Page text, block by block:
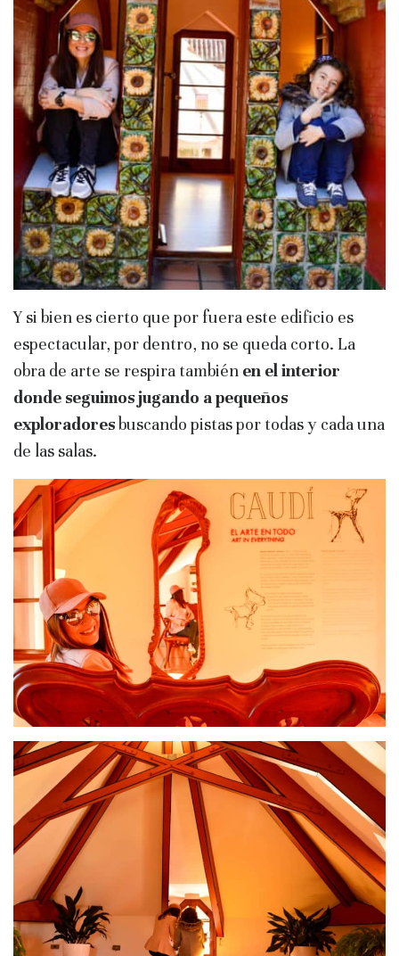
Y si bien es cierto que por fuera este edificio es
espectacular, por dentro, no se queda corto. La
obra de arte se respira también en el interior
donde seguimos jugando a pequeños
exploradores buscando pistas por todas y cada una
de las salas.